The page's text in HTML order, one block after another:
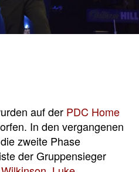
auf der PDC Home
In den vergangenen
zweite Phase
der Gruppensieger